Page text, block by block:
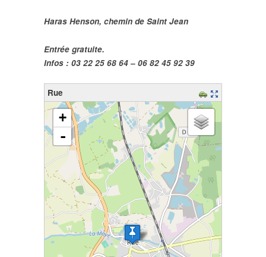
Haras Henson, chemin de Saint Jean
Entrée gratuite.
Infos : 03 22 25 68 64 – 06 82 45 92 39
Rue
chargement de la carte - veuillez patienter...
+
-